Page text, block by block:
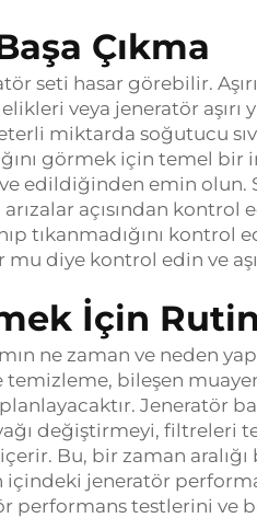
Çıkma
seti hasar görebilir.
veya jeneratör aşırı
miktarda soğutucu
görmek için temel bir
edildiğinden emin olun.
açısından kontrol
tıkanmadığını kontrol
mu diye kontrol edin ve
İçin
ne zaman ve neden
bileşen
Jeneratör
değiştirmeyi, filtreleri
Bu, bir zaman
jeneratör
testlerini ve